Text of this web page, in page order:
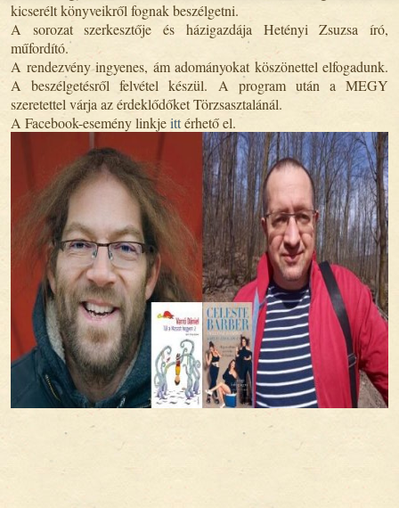
kicserélt könyveikről fognak beszélgetni.
A sorozat szerkesztője és házigazdája Hetényi Zsuzsa író,
műfordító.
A rendezvény ingyenes, ám adományokat köszönettel elfogadunk.
A beszélgetésről felvétel készül. A program után a MEGY
szeretettel várja az érdeklődőket Törzsasztalánál.
A Facebook-esemény linkjeittérhető el.